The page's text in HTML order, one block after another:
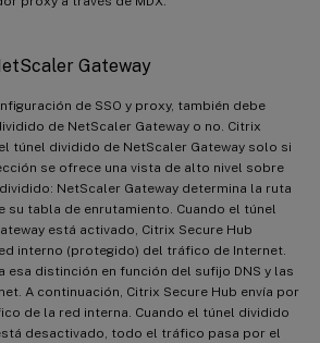
Gateway
de SSO y proxy, también debe
de NetScaler Gateway o no. Citrix
túnel dividido de NetScaler Gateway solo si
se ofrece una vista de alto nivel sobre
NetScaler Gateway determina la ruta
su tabla de enrutamiento. Cuando el túnel
está activado, Citrix Secure Hub
interno (protegido) del tráfico de Internet.
esa distinción en función del sufijo DNS y las
A continuación, Citrix Secure Hub envía por
de la red interna. Cuando el túnel dividido
desactivado, todo el tráfico pasa por el